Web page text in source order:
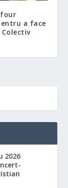
a face
2026